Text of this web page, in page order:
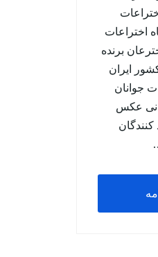
اختراعات
برنده
ایران
جوانان
عکس
کنندگان